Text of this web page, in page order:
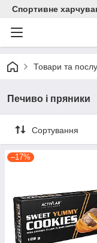
Спортивне
Товари та
Печиво і пряники
Сортування
–17%